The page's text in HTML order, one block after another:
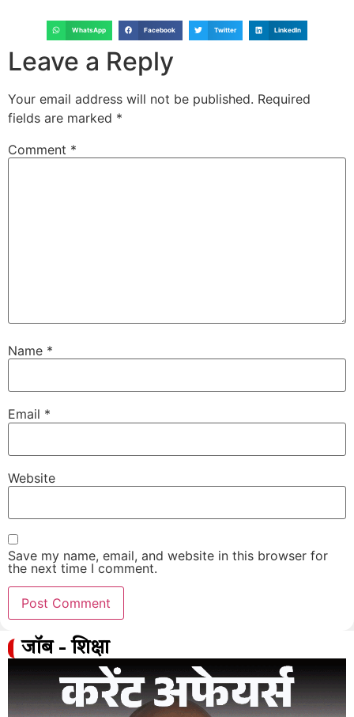
WhatsApp Facebook Twitter LinkedIn
Leave a Reply
Your email address will not be published. Required
fields are marked *
Comment *
Name *
Email *
Website
Save my name, email, and website in this browser for
the next time I comment.
जॉब - शिक्षा